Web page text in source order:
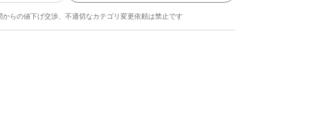
からの値下げ交渉、不適切なカテゴリ変更依頼は禁止です